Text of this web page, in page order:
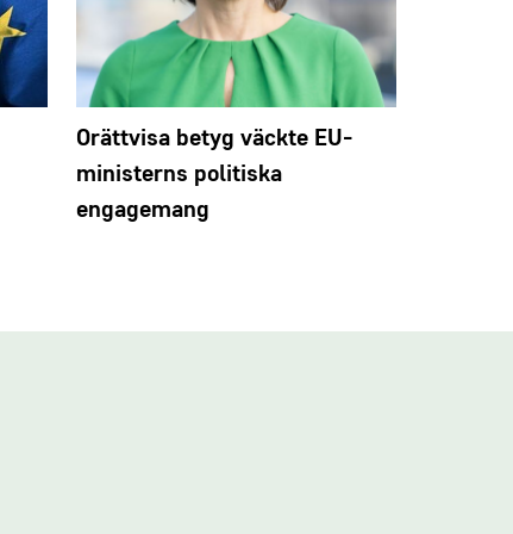
Orättvisa betyg väckte EU-
ministerns politiska
engagemang